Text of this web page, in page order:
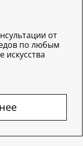
от
по любым
искусства